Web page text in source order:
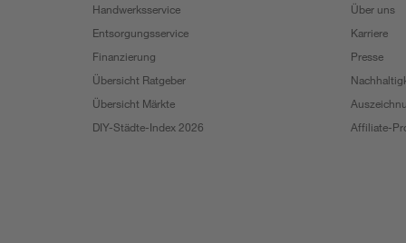
Handwerksservice
Entsorgungsservice
Finanzierung
Übersicht Ratgeber
Übersicht Märkte
DIY-Städte-Index 2026
Über uns
Karriere
Presse
Affiliate-